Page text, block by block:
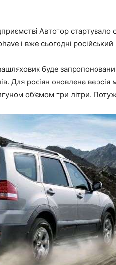
Автотор стартувало
і вже сьогодні російський
буде
Для росіян оновлена версія
об’ємом три літри.